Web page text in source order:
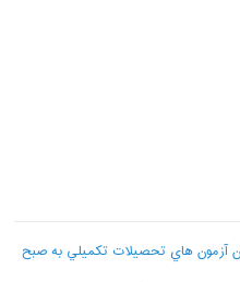
آزمون هاي تحصيلات تکميلي به صبح